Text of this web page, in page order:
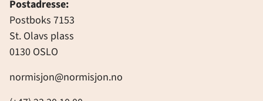
Postadresse:
Postboks 7153
St. Olavs plass
0130 OSLO
normisjon@normisjon.no